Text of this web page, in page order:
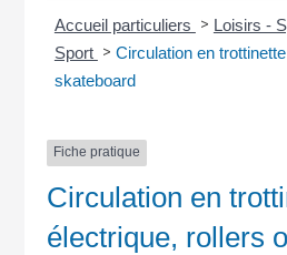
Accueil particuliers > Loisirs -
Sport > Circulation en
skateboard
Fiche pratique
Circulation en
électrique, rollers